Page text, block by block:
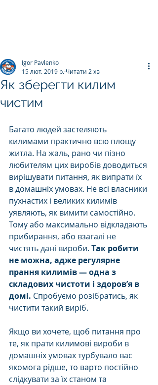
Як зберегти килим
чистим
Igor Pavlenko
15 лют. 2019 р. Читати 2 хв
Багато людей застеляють
килимами практично всю площу
житла. На жаль, рано чи пізно
любителям цих виробів доводиться
вирішувати питання, як випрати їх
в домашніх умовах. Не всі власники
пухнастих і великих килимів
уявляють, як вимити самостійно.
Тому або максимально відкладають
прибирання, або взагалі не
чистять дані вироби. Так робити
не можна, адже регулярне
прання килимів — одна з
складових чистоти і здоров’я в
домі. Спробуємо розібратись, як
чистити такий виріб.
Якщо ви хочете, щоб питання про
те, як прати килимові вироби в
домашніх умовах турбувало вас
якомога рідше, то варто постійно
слідкувати за їх станом та